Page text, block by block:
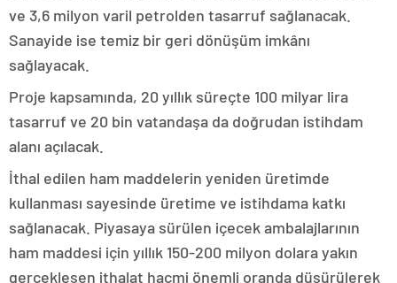
ve 3,6 milyon varil petrolden tasarruf sağlanacak.
Sanayide ise temiz bir geri dönüşüm imkânı
sağlayacak.
Proje kapsamında, 20 yıllık süreçte 100 milyar lira
tasarruf ve 20 bin vatandaşa da doğrudan istihdam
alanı açılacak.
İthal edilen ham maddelerin yeniden üretimde
kullanması sayesinde üretime ve istihdama katkı
sağlanacak. Piyasaya sürülen içecek ambalajlarının
ham maddesi için yıllık 150-200 milyon dolara yakın
gerçekleşen ithalat hacmi önemli oranda düşürülerek